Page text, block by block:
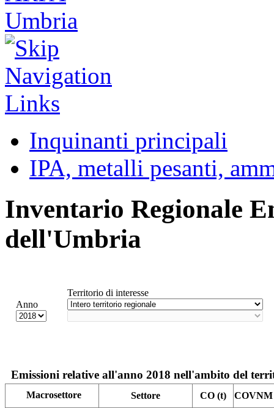
Inquinanti principali
IPA, metalli pesanti,
Inventario Regionale
dell'Umbria
Anno
Territorio di interesse
Emissioni relative all'anno 2018 nell'ambito del
Macrosettore Settore CO (t)
COVNM